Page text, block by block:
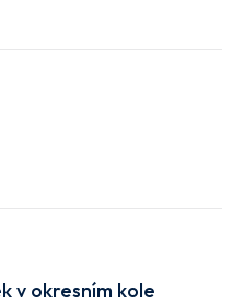
v okresním kole